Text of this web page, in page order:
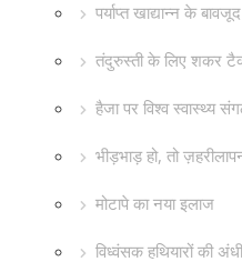
पर्याप्त खाद्यान्न के
तंदुरुस्ती के लिए शकर
हैजा पर विश्व स्वास्थ्य
भीड़भाड़ हो, तो
मोटापे का नया इलाज
विध्वंसक हथियारों की